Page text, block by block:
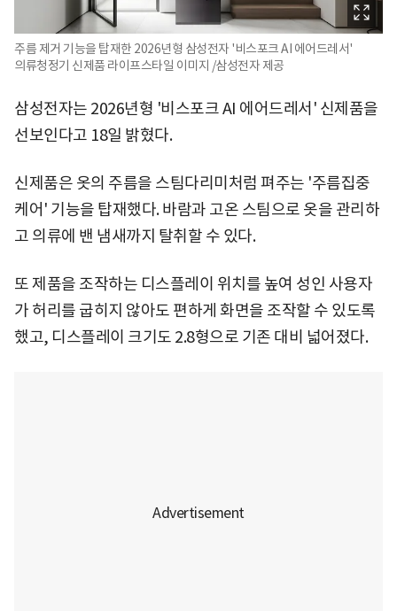
주름 제거 기능을 탑재한 2026년형 삼성전자 '비스포크 AI 에어드레서'
의류청정기 신제품 라이프스타일 이미지 /삼성전자 제공
삼성전자는 2026년형 '비스포크 AI 에어드레서' 신제품을
선보인다고 18일 밝혔다.
신제품은 옷의 주름을 스팀다리미처럼 펴주는 '주름집중
케어' 기능을 탑재했다. 바람과 고온 스팀으로 옷을 관리하
고 의류에 밴 냄새까지 탈취할 수 있다.
또 제품을 조작하는 디스플레이 위치를 높여 성인 사용자
가 허리를 굽히지 않아도 편하게 화면을 조작할 수 있도록
했고, 디스플레이 크기도 2.8형으로 기존 대비 넓어졌다.